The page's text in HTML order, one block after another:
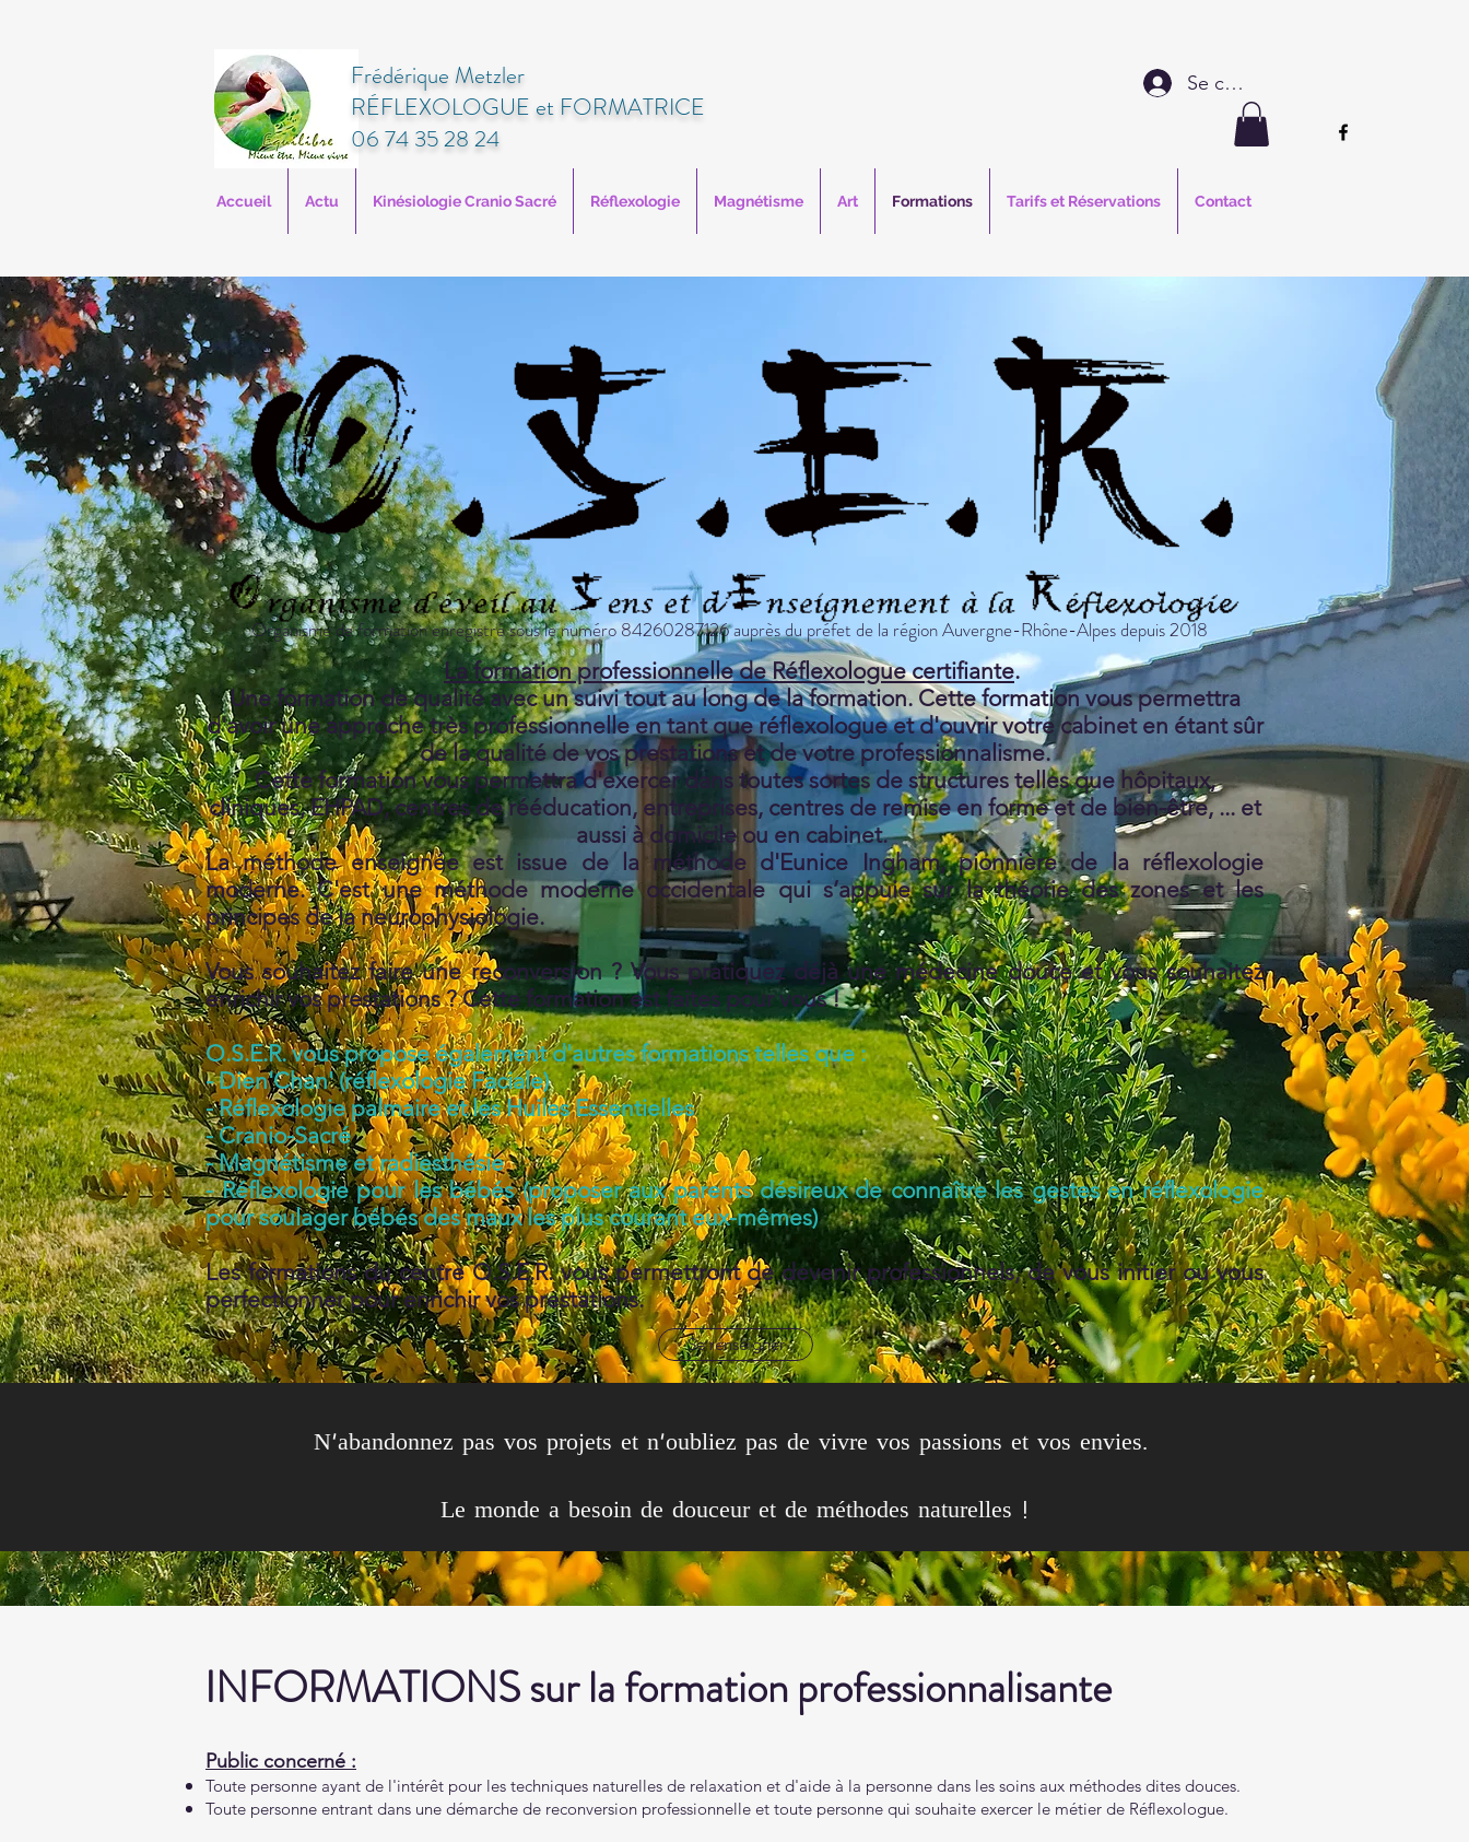
Frédérique Metzler
RÉFLEXOLOGUE et FORMATRICE
06 74 35 28 24
Accueil Actu Kinésiologie Cranio Sacré Réflexologie Magnétisme Art Formations Tarifs et Réservations Contact
Se connecter
Organisme de formation enregistré sous le numéro 84260287126 auprès du préfet de la région Auvergne-Rhône-Alpes depuis 2018
La formation professionnelle de Réflexologue certifiante.
Une formation de qualité avec un suivi tout au long de la formation. Cette formation vous permettra
d'avoir une approche très professionnelle en tant que réflexologue et d'ouvrir votre cabinet en étant sûr
de la qualité de vos prestations et de votre professionnalisme.
Cette formation vous permettra d'exercer dans toutes sortes de structures telles que hôpitaux,
cliniques, EHPAD, centres de rééducation, entreprises, centres de remise en forme et de bien-être, ... et
aussi à domicile ou en cabinet.
La méthode enseignée est issue de la méthode d'Eunice Ingham, pionnière de la réflexologie
moderne. C'est une méthode moderne occidentale qui s’appuie sur la théorie des zones et les
principes de la neurophysiologie.
Vous souhaitez faire une reconversion ? Vous pratiquez déjà une médecine douce et vous souhaitez
enrichir vos prestations ? Cette formation est faites pour vous !
O.S.E.R. vous propose également d'autres formations telles que :
- Dien'Chan' (réflexologie Faciale)
- Réflexologie palmaire et les Huiles Essentielles
- Cranio-Sacré
- Magnétisme et radiesthésie
- Réflexologie pour les bébés (proposer aux parents désireux de connaître les gestes en réflexologie
pour soulager bébés des maux les plus courant eux-mêmes)
Les formations du centre O.S.E.R. vous permettront de devenir professionnels, de vous initier ou vous
perfectionner pour enrichir vos prestations.
Se renseigner
N'abandonnez pas vos projets et n'oubliez pas de vivre vos passions et vos envies.
Le monde a besoin de douceur et de méthodes naturelles !
INFORMATIONS sur la formation professionnalisante
Public concerné :
Toute personne ayant de l'intérêt pour les techniques naturelles de relaxation et d'aide à la personne dans les soins aux méthodes dites douces.
Toute personne entrant dans une démarche de reconversion professionnelle et toute personne qui souhaite exercer le métier de Réflexologue.